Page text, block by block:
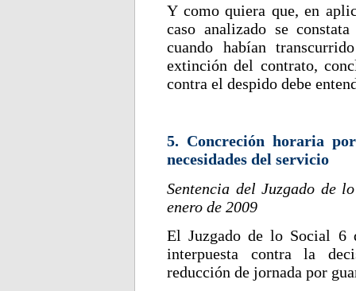
Y como quiera que, en
caso analizado se
cuando habían
extinción del contrato,
contra el despido debe
5. Concreción horaria
necesidades del servicio
Sentencia del Juzgado de
enero de 2009
El Juzgado de lo Social 6
interpuesta contra la
reducción de jornada por